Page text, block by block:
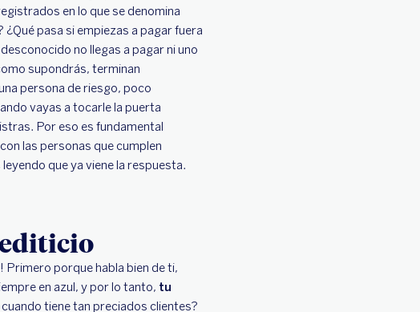
en lo que se denomina
pasa si empiezas a pagar fuera
no llegas a pagar ni uno
supondrás, terminan
persona de riesgo, poco
vayas a tocarle la puerta
Por eso es fundamental
las personas que cumplen
que ya viene la respuesta.
Primero porque habla bien de ti,
en azul, y por lo tanto, tu
tiene tan preciados clientes?